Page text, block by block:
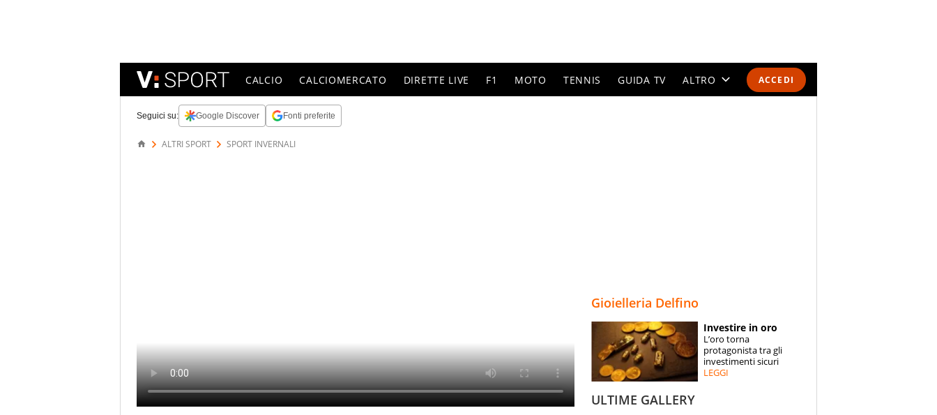
ACCEDI
CALCIO CALCIOMERCATO DIRETTE LIVE F1 MOTO TENNIS GUIDA TV ALTRO
SPECIALI
ESPERTI
Seguici su: Google Discover Fonti preferite
ALTRI SPORT SPORT INVERNALI
Gioielleria Delfino
Investire in oro
L’oro torna
protagonista tra gli
investimenti sicuri
LEGGI
ULTIME GALLERY